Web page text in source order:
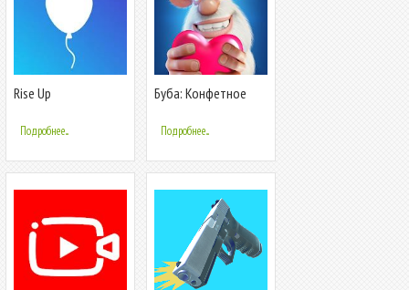
Rise Up
Подробнее...
Буба: Конфетное
ряд\"
Подробнее...